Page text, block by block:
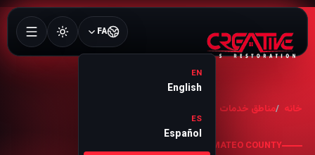
FA
EN
English
ES
Español
خانه مناطق خدمات
SAN MATEO COUNTY